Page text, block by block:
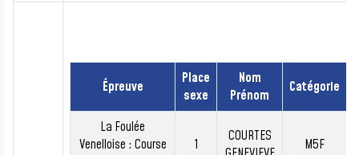
Épreuve
Place
sexe
Nom
Prénom
Catégorie
La Foulée
Venelloise : Course
1
COURTES
M5F